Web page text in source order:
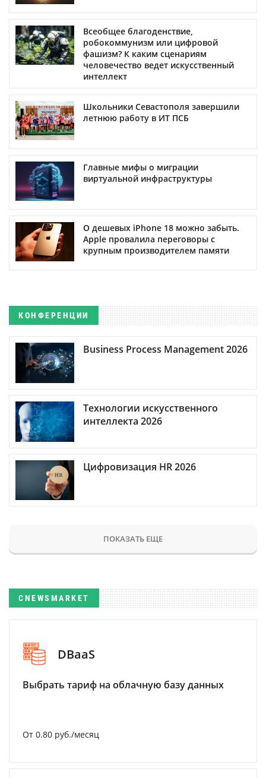
Всеобщее благоденствие,
робокоммунизм или цифровой
фашизм? К каким сценариям
человечество ведет искусственный
интеллект
Школьники Севастополя завершили
летнюю работу в ИТ ПСБ
Главные мифы о миграции
виртуальной инфраструктуры
О дешевых iPhone 18 можно забыть.
Apple провалила переговоры с
крупным производителем памяти
КОНФЕРЕНЦИИ
Business Process Management 2026
Технологии искусственного
интеллекта 2026
Цифровизация HR 2026
ПОКАЗАТЬ ЕЩЕ
CNEWSMARKET
DBaaS
Выбрать тариф на облачную базу данных
От 0.80 руб./месяц